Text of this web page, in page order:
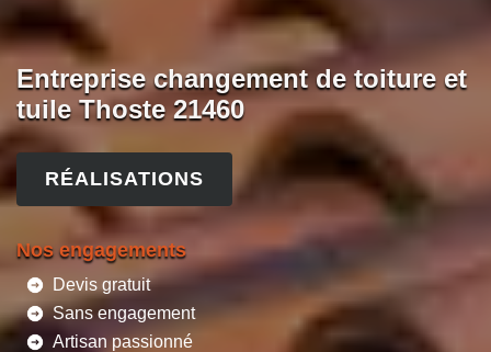
Entreprise changement de toiture et
tuile Thoste 21460
RÉALISATIONS
Nos engagements
Devis gratuit
Sans engagement
Artisan passionné